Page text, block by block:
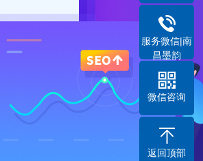
服务微信|南
昌墨韵
微信咨询
返回顶部